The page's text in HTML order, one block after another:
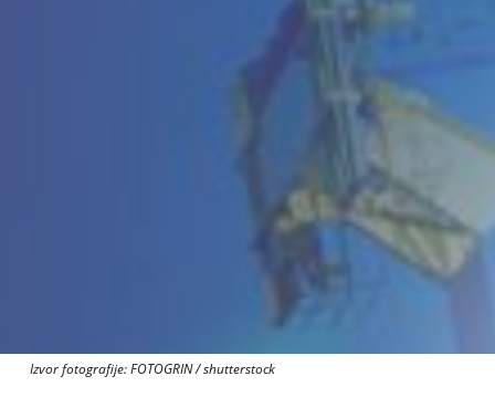
Izvor fotografije: FOTOGRIN / shutterstock